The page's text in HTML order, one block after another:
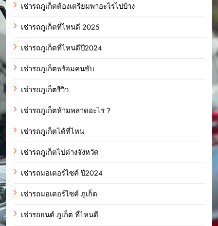
เช่ารถภูเก็ตต้องเตรียมพาอะไรไปบ้าง
เช่ารถภูเก็ตที่ไหนดี 2025
เช่ารถภูเก็ตที่ไหนดีปี2024
เช่ารถภูเก็ตพร้อมคนขับ
เช่ารถภูเก็ตรีวิว
เช่ารถภูเก็ตห้ามพลาดอะไร ?
เช่ารถภูเก็ตได้ที่ไหน
เช่ารถภูเก็ตไปต่างจังหวัด
เช่ารถมอเตอร์ไซค์ ปี2024
เช่ารถมอเตอร์ไซค์ ภูเก็ต
เช่ารถยนต์ ภูเก็ต ที่ไหนดี